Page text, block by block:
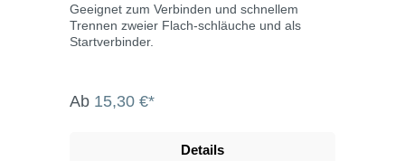
Geeignet zum Verbinden und schnellem
Trennen zweier Flach-schläuche und als
Startverbinder.
Ab 15,30 €*
Details